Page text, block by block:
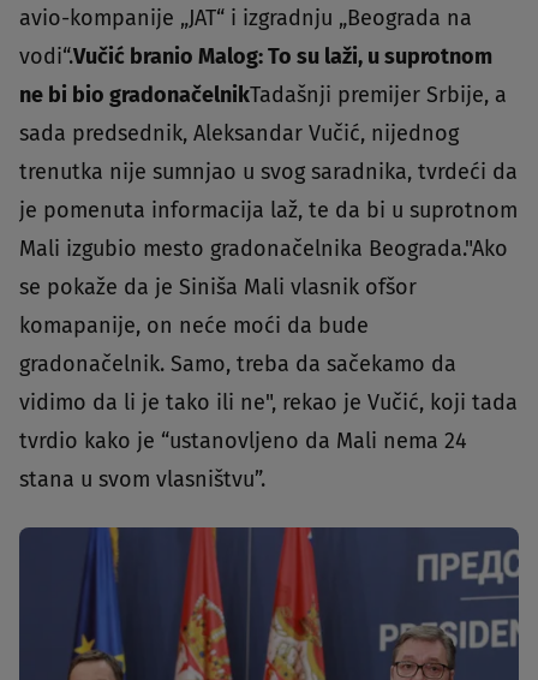
avio-kompanije „JAT“ i izgradnju „Beograda na
vodi“.Vučić branio Malog: To su laži, u suprotnom
ne bi bio gradonačelnikTadašnji premijer Srbije, a
sada predsednik, Aleksandar Vučić, nijednog
trenutka nije sumnjao u svog saradnika, tvrdeći da
je pomenuta informacija laž, te da bi u suprotnom
Mali izgubio mesto gradonačelnika Beograda."Ako
se pokaže da je Siniša Mali vlasnik ofšor
komapanije, on neće moći da bude
gradonačelnik. Samo, treba da sačekamo da
vidimo da li je tako ili ne", rekao je Vučić, koji tada
tvrdio kako je “ustanovljeno da Mali nema 24
stana u svom vlasništvu”.